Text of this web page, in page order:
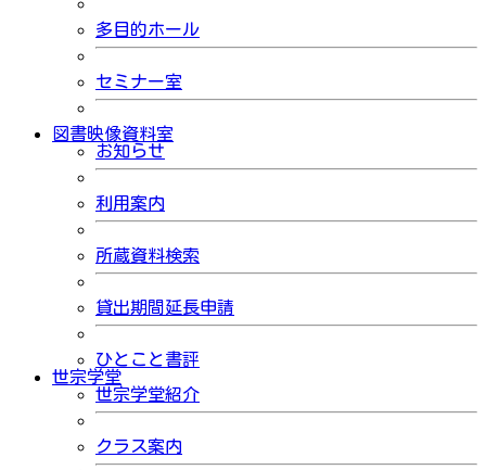
多目的ホール
セミナー室
図書映像資料室
お知らせ
利用案内
所蔵資料検索
貸出期間延長申請
ひとこと書評
世宗学堂
世宗学堂紹介
クラス案内